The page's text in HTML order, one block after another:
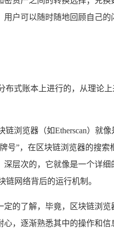
户可以随时随地回顾自己
式账本上进行的，从理论
浏览器（如Etherscan）就
”，在区块链浏览器的搜
层次的，它就像是一个详
链网络背后的运行机制。
的了解，毕竟，区块链浏
，逐渐熟悉其中的操作和信